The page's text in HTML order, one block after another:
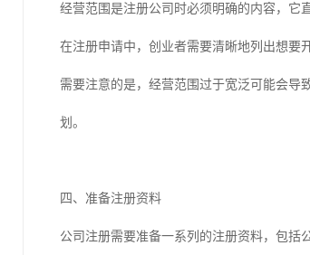
经营范围是注册公司时必须明确的内容，它
在注册申请中，创业者需要清晰地列出想要
需要注意的是，经营范围过于宽泛可能会导
划。
四、准备注册资料
公司注册需要准备一系列的注册资料，包括